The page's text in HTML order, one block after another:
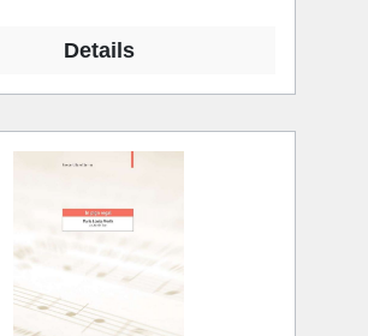
Details